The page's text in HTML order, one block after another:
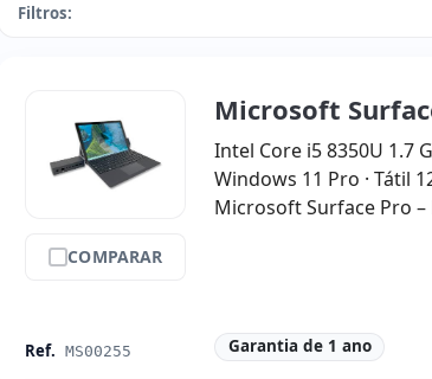
Filtros:
COMPARAR
Ref. MS00255
Microsoft
Intel Core i5 8350U 1.7
Windows 11 Pro · Tátil
Microsoft Surface Pro
Garantia de 1 ano